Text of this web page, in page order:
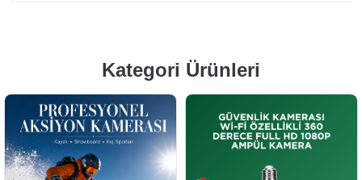
Kategori Ürünleri